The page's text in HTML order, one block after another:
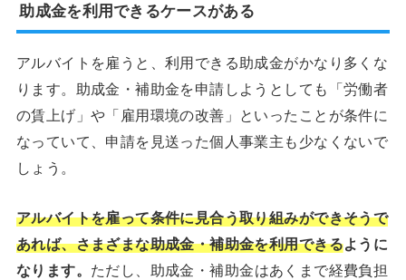
助成金を利用できるケースがある
アルバイトを雇うと、利用できる助成金がかなり多くな
ります。助成金・補助金を申請しようとしても「労働者
の賃上げ」や「雇用環境の改善」といったことが条件に
なっていて、申請を見送った個人事業主も少なくないで
しょう。
アルバイトを雇って条件に見合う取り組みができそうで
あれば、さまざまな助成金・補助金を利用できるように
なります。 ただし、助成金・補助金はあくまで経費負担